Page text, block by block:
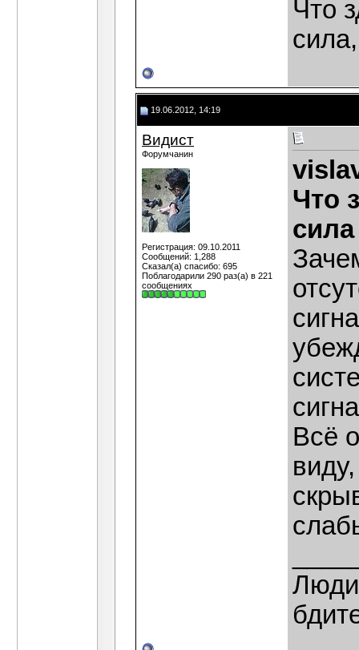
Что
19.06.2012, 14:19
Видист
Форумчанин
Регистрация: 09.10.2011
Сообщений: 1,288
Сказал(а) спасибо: 695
Поблагодарили 290 раз(а) в 221
сообщениях
Что
сила
Всё